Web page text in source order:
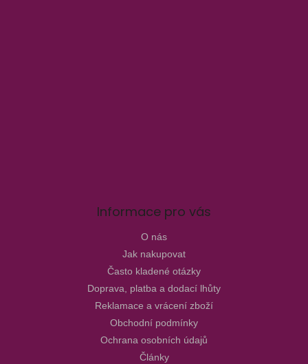
Informace pro vás
O nás
Jak nakupovat
Často kladené otázky
Doprava, platba a dodací lhůty
Reklamace a vrácení zboží
Obchodní podmínky
Ochrana osobních údajů
Články